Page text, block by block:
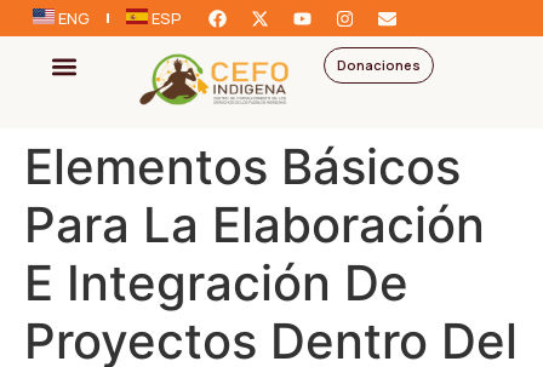
ENG ESP
Donaciones
Elementos Básicos
Para La Elaboración
E Integración De
Proyectos Dentro Del